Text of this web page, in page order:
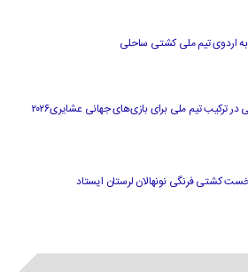
در ترکیب تیم ملی برای بازی‌های جهانی عشایری۲۰۲۶
کشتی فرنگی نونهالان لرستان ایستاد